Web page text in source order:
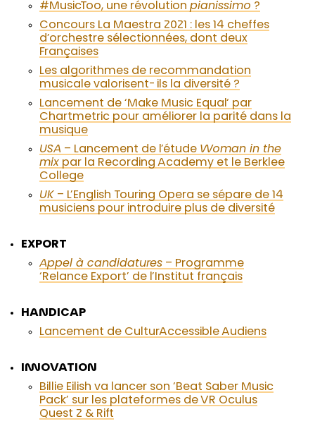
#MusicToo, une révolution pianissimo ?
Concours La Maestra 2021 : les 14 cheffes
d’orchestre sélectionnées, dont deux
Françaises
Les algorithmes de recommandation
musicale valorisent-ils la diversité ?
Lancement de ‘Make Music Equal‘ par
Chartmetric pour améliorer la parité dans la
musique
USA – Lancement de l’étude Woman in the
mix par la Recording Academy et le Berklee
College
UK – L’English Touring Opera se sépare de 14
musiciens pour introduire plus de diversité
EXPORT
Appel à candidatures – Programme
‘Relance Export’ de l’Institut français
HANDICAP
Lancement de CulturAccessible Audiens
INNOVATION
Billie Eilish va lancer son ‘Beat Saber Music
Pack’ sur les plateformes de VR Oculus
Quest 2 & Rift